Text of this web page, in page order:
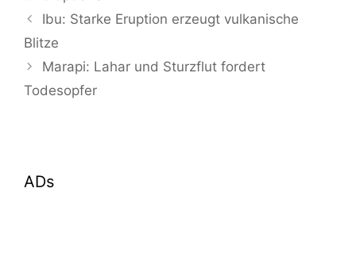
Ibu: Starke Eruption erzeugt vulkanische
Blitze
Marapi: Lahar und Sturzflut fordert
Todesopfer
ADs